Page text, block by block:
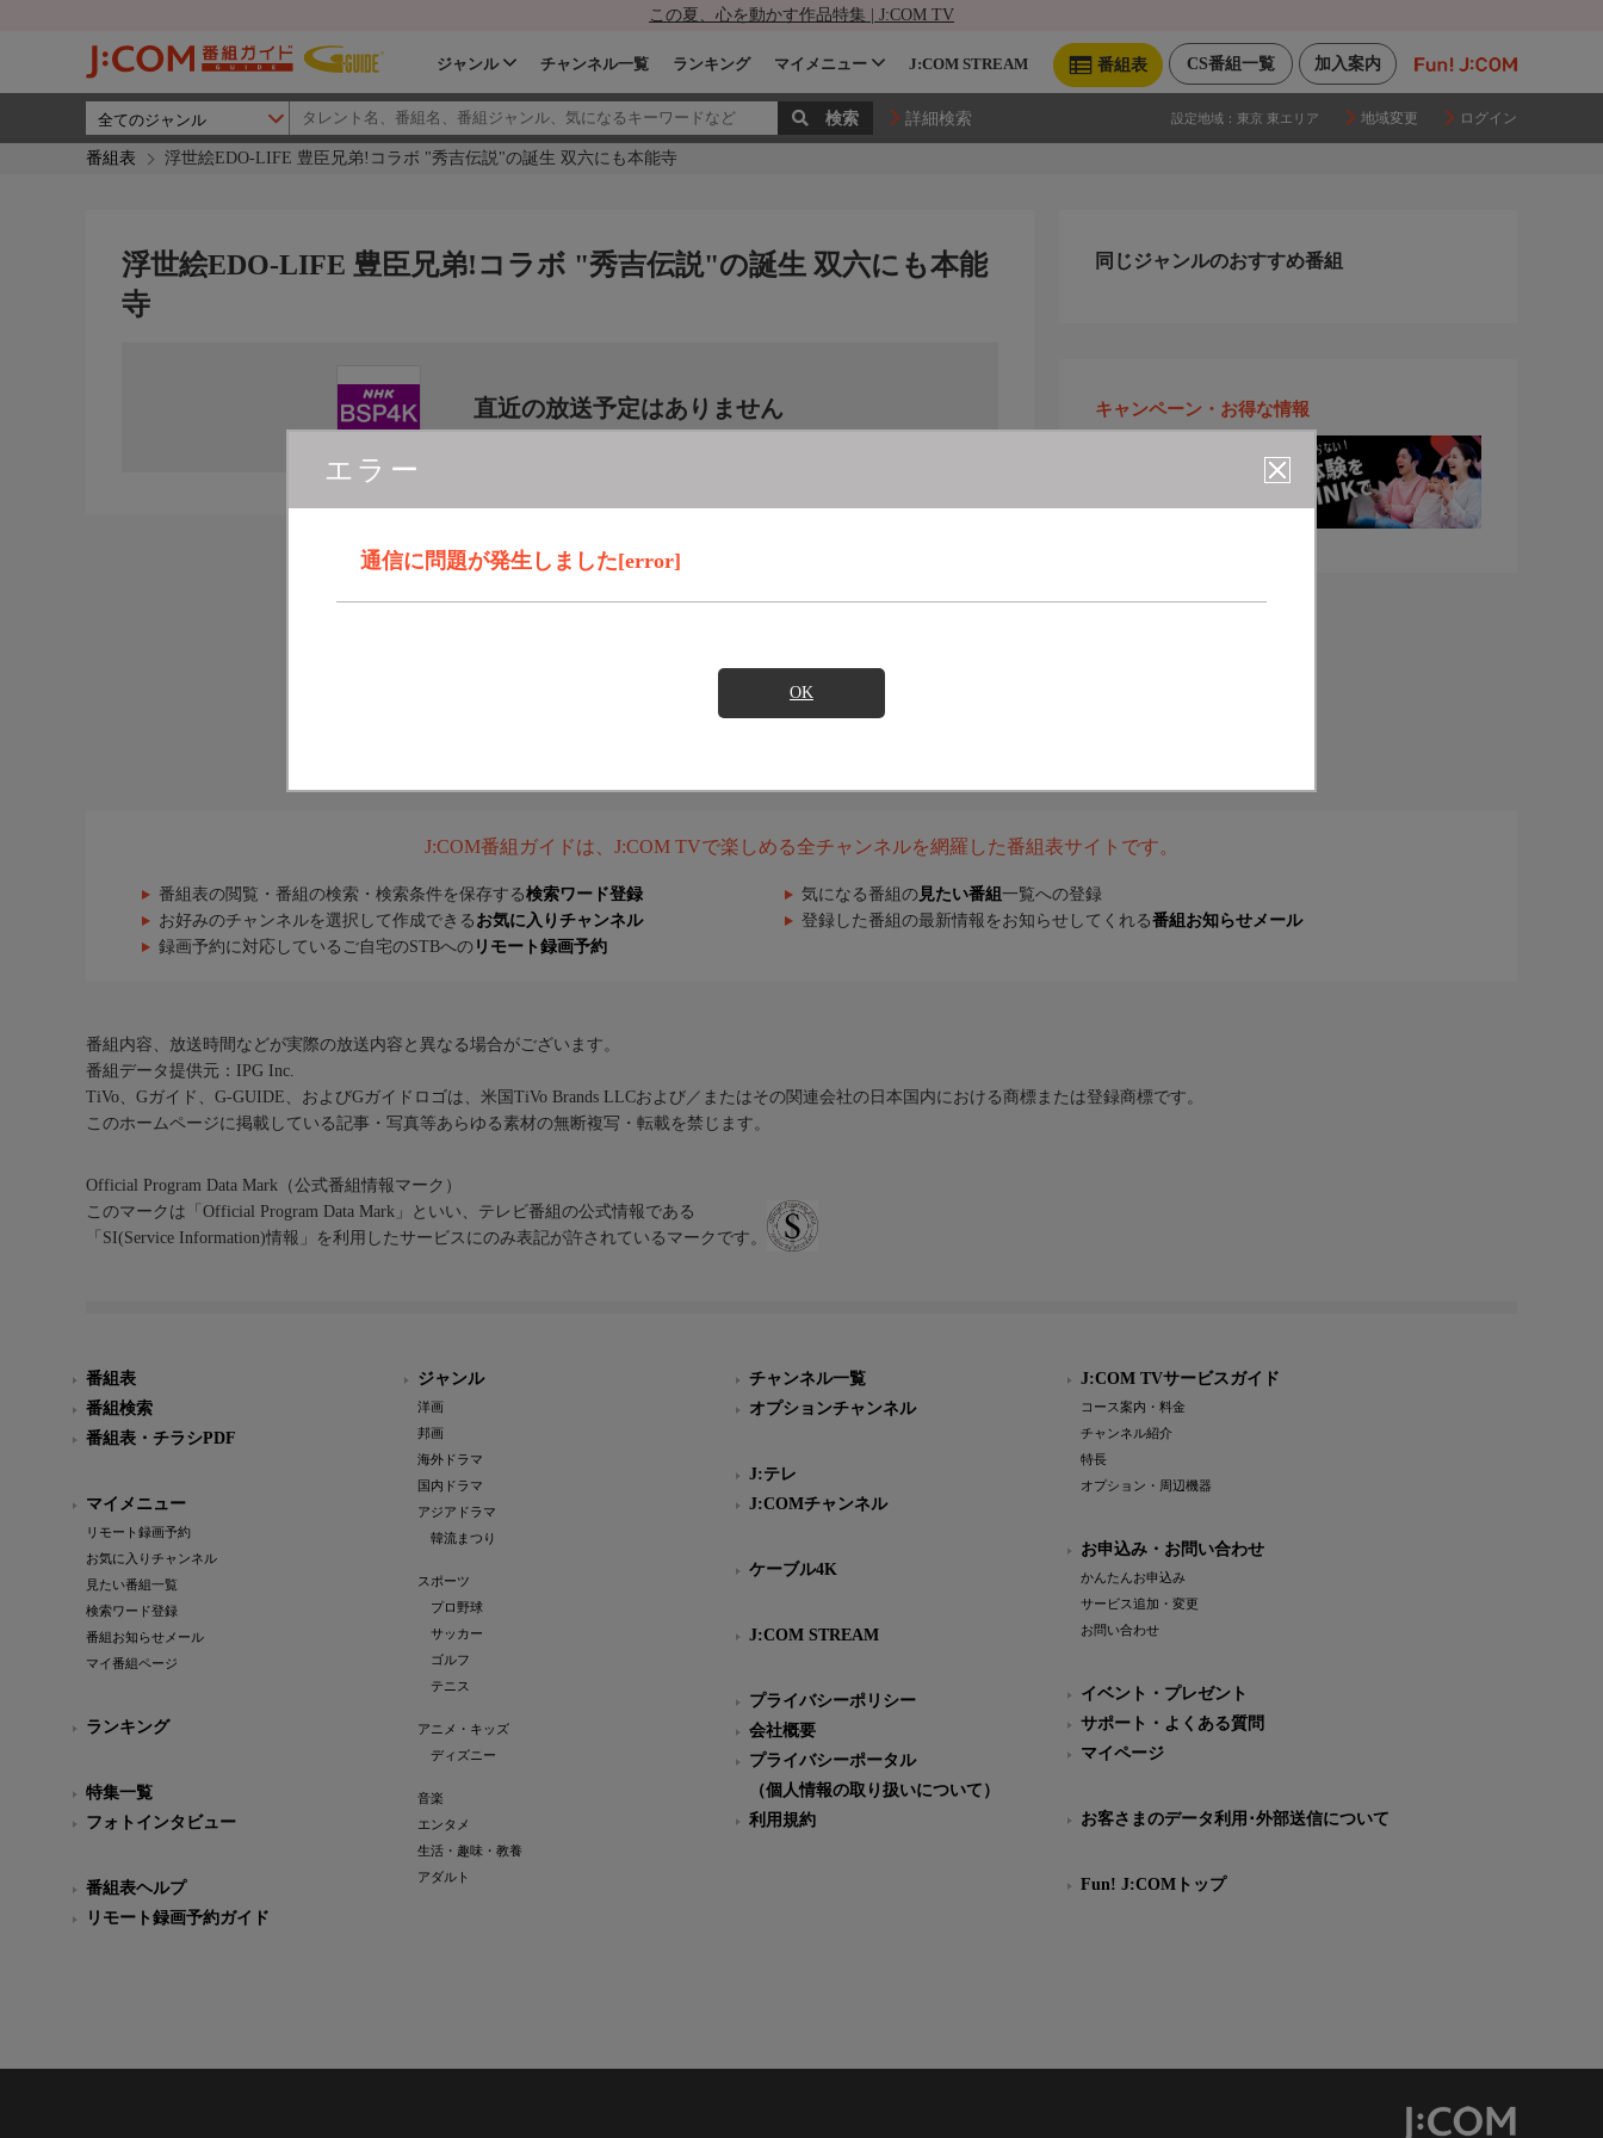
この夏、心を動かす作品特集 | J:COM TV
加入案内
CS番組一覧
番組表
ジャンル チャンネル一覧 ランキング マイメニュー J:COM STREAM
詳細検索 設定地域： 東京 東エリア 地域変更 ログイン
番組表 浮世絵EDO-LIFE 豊臣兄弟!コラボ "秀吉伝説"の誕生 双六にも本能寺
エラー
通信に問題が発生しました[error]
OK
浮世絵EDO-LIFE 豊臣兄弟!コラボ "秀吉伝説"の誕生 双六にも本能
寺
直近の放送予定はありません
同じジャンルのおすすめ番組
キャンペーン・お得な情報
J:COM番組ガイドは、J:COM TVで楽しめる全チャンネルを網羅した番組表サイトです。
番組表の閲覧・番組の検索・検索条件を保存する検索ワード登録 気になる番組の 見たい番組 一覧への登録
お好みのチャンネルを選択して作成できる お気に入りチャンネル 登録した番組の最新情報をお知らせしてくれる番組お知らせメール
録画予約に対応しているご自宅のSTBへの リモート録画予約
番組内容、放送時間などが実際の放送内容と異なる場合がございます。
番組データ提供元：IPG Inc.
TiVo、Gガイド、G-GUIDE、およびGガイドロゴは、米国TiVo Brands LLCおよび／またはその関連会社の日本国内における商標または登録商標です。
このホームページに掲載している記事・写真等あらゆる素材の無断複写・転載を禁じます。
Official Program Data Mark（公式番組情報マーク）
このマークは「Official Program Data Mark」といい、テレビ番組の公式情報である
「SI(Service Information)情報」を利用したサービスにのみ表記が許されているマークです。
番組表
番組検索
番組表・チラシPDF
マイメニュー
リモート録画予約
お気に入りチャンネル
見たい番組一覧
検索ワード登録
番組お知らせメール
マイ番組ページ
ランキング
特集一覧
フォトインタビュー
番組表ヘルプ
リモート録画予約ガイド
ジャンル
洋画
邦画
海外ドラマ
国内ドラマ
アジアドラマ
韓流まつり
スポーツ
プロ野球
サッカー
ゴルフ
テニス
アニメ・キッズ
ディズニー
音楽
エンタメ
生活・趣味・教養
アダルト
チャンネル一覧
オプションチャンネル
J:テレ
J:COMチャンネル
ケーブル4K
J:COM STREAM
プライバシーポリシー
会社概要
プライバシーポータル
（個人情報の取り扱いについて）
利用規約
J:COM TVサービスガイド
コース案内・料金
チャンネル紹介
特長
オプション・周辺機器
お申込み・お問い合わせ
かんたんお申込み
サービス追加・変更
お問い合わせ
イベント・プレゼント
サポート・よくある質問
マイページ
お客さまのデータ利用･外部送信について
Fun! J:COMトップ